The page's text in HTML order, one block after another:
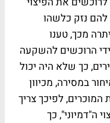
להם נזק כלשהו
מכך, טענו
הרוכשים להשקעה
כך שלא היה יכול
במסירה, מכיוון
לפיכך צריך
ה"דמיוני", כך